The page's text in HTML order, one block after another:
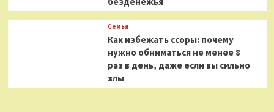
Семья
Как избежать ссоры: почему
нужно обниматься не менее 8
раз в день, даже если вы сильно
злы